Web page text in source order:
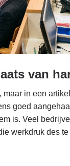
van
in een
goed
is. Veel
werkdruk des